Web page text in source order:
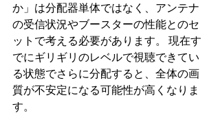
か」は分配器単体ではなく、アンテナ
の受信状況やブースターの性能とのセ
ットで考える必要があります。 現在す
でにギリギリのレベルで視聴できてい
る状態でさらに分配すると、全体の画
質が不安定になる可能性が高くなりま
す。